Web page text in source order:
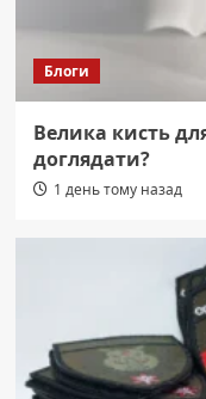
Блоги
Велика кисть
доглядати?
1 день тому назад